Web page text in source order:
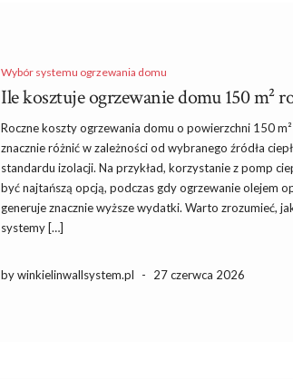
Wybór systemu ogrzewania domu
Ile kosztuje ogrzewanie domu 150 m²
Roczne koszty ogrzewania domu o powierzchni 150
znacznie różnić w zależności od wybranego źródła
standardu izolacji. Na przykład, korzystanie z pomp
być najtańszą opcją, podczas gdy ogrzewanie olejem
generuje znacznie wyższe wydatki. Warto zrozumieć,
systemy […]
by winkielinwallsystem.pl - 27 czerwca 2026